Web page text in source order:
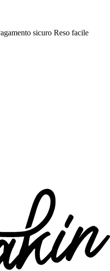
sicuro Reso facile